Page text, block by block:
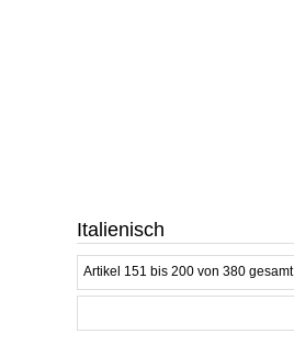
Italienisch
Artikel 151 bis 200 von 380 gesamt